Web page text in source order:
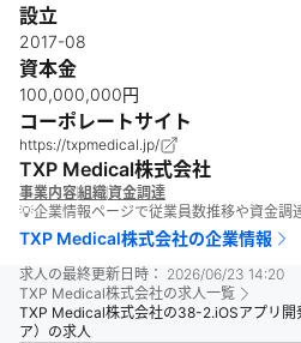
設立
2017-08
資本金
100,000,000円
コーポレートサイト
https://txpmedical.jp/
TXP Medical株式会社
事業内容組織資金調達
💡企業情報ページで従業員数推移や資金調
TXP Medical株式会社の企業情報
求人の最終更新日時： 2026/06/23 14:20
TXP Medical株式会社の求人一覧
TXP Medical株式会社の38-2.iOSアプリ開
ア）の求人